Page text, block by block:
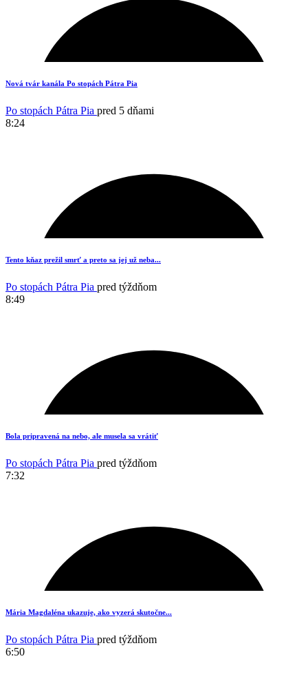
8
19
Nová tvár kanála Po stopách Pátra Pia
Po stopách Pátra Pia pred 5 dňami
8:24
12
Tento kňaz prežil smrť a preto sa jej už neba...
Po stopách Pátra Pia pred týždňom
8:49
13
Bola pripravená na nebo, ale musela sa vrátiť
Po stopách Pátra Pia pred týždňom
7:32
Mária Magdaléna ukazuje, ako vyzerá skutočne...
Po stopách Pátra Pia pred týždňom
6:50